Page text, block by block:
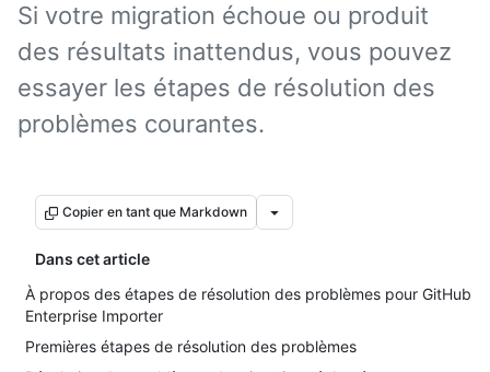
Si votre migration échoue ou produit
des résultats inattendus, vous pouvez
essayer les étapes de résolution des
problèmes courantes.
Copier en tant que Markdown
Dans cet article
À propos des étapes de résolution des problèmes pour GitHub
Enterprise Importer
Premières étapes de résolution des problèmes